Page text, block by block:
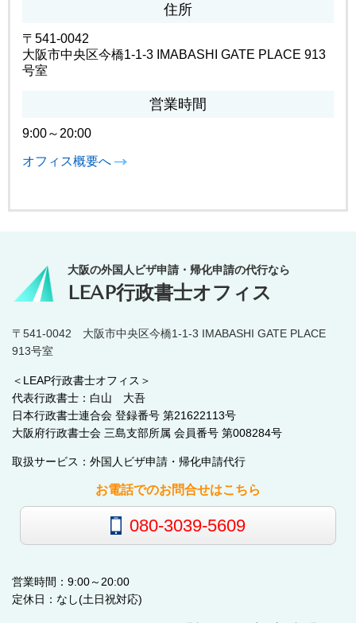
住所
〒541-0042
大阪市中央区今橋1-1-3 IMABASHI GATE PLACE 913
号室
営業時間
9:00～20:00
オフィス概要へ
大阪の外国人ビザ申請・帰化申請の代行なら
LEAP行政書士オフィス
〒541-0042 大阪市中央区今橋1-1-3 IMABASHI GATE PLACE
913号室
＜LEAP行政書士オフィス＞
代表行政書士：白山 大吾
日本行政書士連合会 登録番号 第21622113号
大阪府行政書士会 三島支部所属 会員番号 第008284号
取扱サービス：外国人ビザ申請・帰化申請代行
お電話でのお問合せはこちら
080-3039-5609
営業時間：9:00～20:00
定休日：なし(土日祝対応)